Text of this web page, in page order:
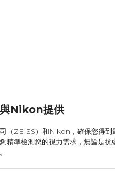
與Nikon提供
（ZEISS）和Nikon，確保您得到
精準檢測您的視力需求，無論是